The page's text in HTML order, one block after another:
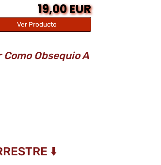
19,00 EUR
Ver Producto
Obsequio A
⬇️